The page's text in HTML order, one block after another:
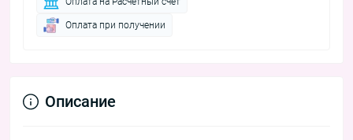
Оплата при получении
Описание